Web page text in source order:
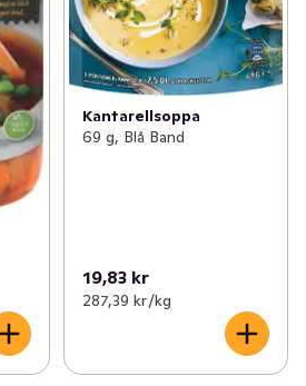
Kantarellsoppa
69 g, Blå Band
19,83 kr
287,39 kr /kg